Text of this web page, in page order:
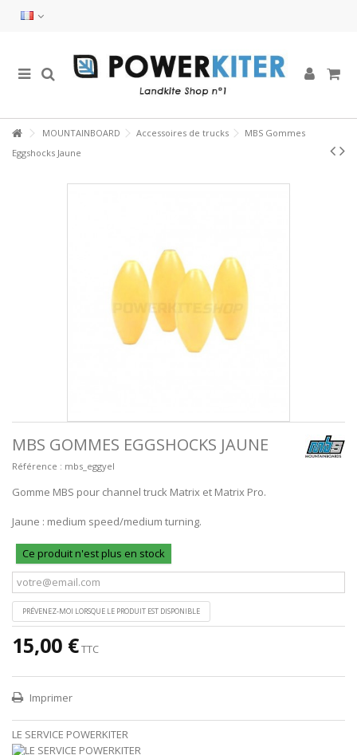
MOUNTAINBOARD Accessoires de trucks
MBS Gommes
Eggshocks Jaune
MBS GOMMES EGGSHOCKS JAUNE
Référence : mbs_eggyel
Gomme MBS pour channel truck Matrix et Matrix Pro.
Jaune : medium speed/medium turning.
Ce produit n'est plus en stock
PRÉVENEZ-MOI LORSQUE LE PRODUIT EST DISPONIBLE
15,00 €TTC
Imprimer
LE SERVICE POWERKITER